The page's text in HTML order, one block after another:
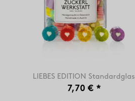
LIEBES EDITION Standardglas
7,70 € *